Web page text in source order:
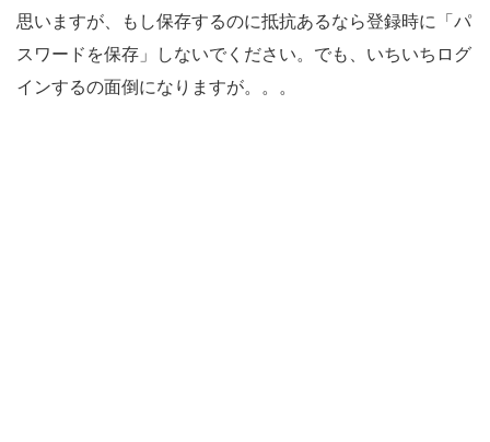
思いますが、もし保存するのに抵抗あるなら登録時に「パ
スワードを保存」しないでください。でも、いちいちログ
インするの面倒になりますが。。。